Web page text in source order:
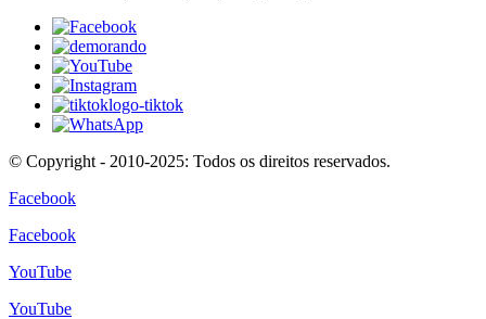
© Copyright - 2010-2025: Todos os direitos reservados.
Facebook
Facebook
YouTube
YouTube